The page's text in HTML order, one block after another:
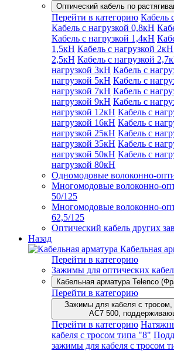
Оптический кабель по
Перейти в категорию Кабель
Кабель с нагрузкой 0,8кН
Кабель с нагрузкой 1,4кН
1,5кН Кабель с нагрузкой 2кН
2,5кН Кабель с нагрузкой
нагрузкой 3кН Кабель с
нагрузкой 5кН Кабель с
нагрузкой 7кН Кабель с
нагрузкой 9кН Кабель с
нагрузкой 12кН Кабель с
нагрузкой 16кН Кабель с
нагрузкой 25кН Кабель с
нагрузкой 35кН Кабель с
нагрузкой 50кН Кабель с
нагрузкой 80кН
Одномодовые волоконно-
Многомодовые волоконно-
50/125
Многомодовые волоконно-
62,5/125
Оптический кабель других
Назад
Кабельная
Перейти в категорию
Зажимы для оптических
Кабельная арматура Telenco
Перейти в категорию
Зажимы для кабеля с тросом,
AC7 500,
Перейти в категорию
кабеля с тросом типа "8"
зажимы для кабеля с тросом